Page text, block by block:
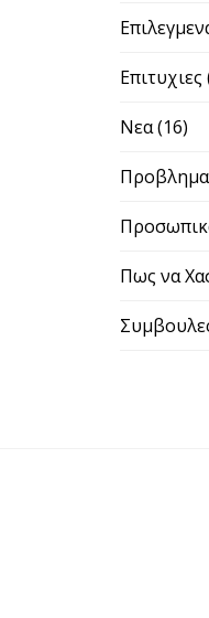
Νεα(16)
Προβληματα
Προσωπικα
Πως να
Συμβουλες